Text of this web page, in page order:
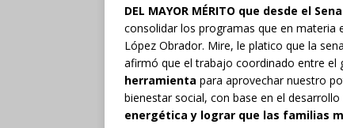
DEL MAYOR MÉRITO que desde el
consolidar los programas que en materia
López Obrador. Mire, le platico que la
afirmó que el trabajo coordinado entre el
herramienta para aprovechar nuestro
bienestar social, con base en el
energética y lograr que las familias